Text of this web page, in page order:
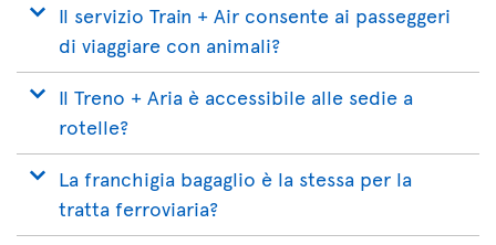
Il servizio Train + Air consente ai passeggeri
di viaggiare con animali?
Il Treno + Aria è accessibile alle sedie a
rotelle?
La franchigia bagaglio è la stessa per la
tratta ferroviaria?